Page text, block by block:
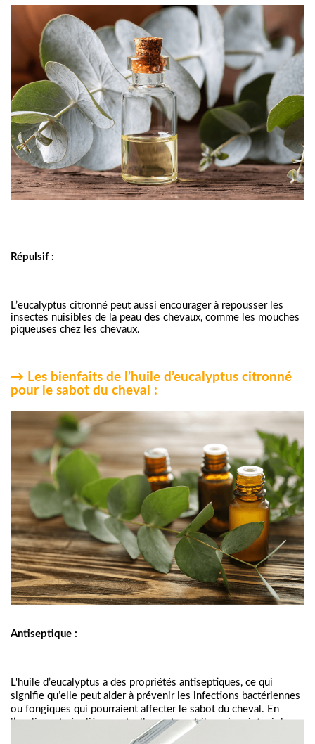
Répulsif :
L’eucalyptus citronné peut aussi encourager à repousser les
insectes nuisibles de la peau des chevaux, comme les mouches
piqueuses chez les chevaux.
→ Les bienfaits de l’huile d’eucalyptus citronné
pour le sabot du cheval :
Antiseptique :
L'huile d’eucalyptus a des propriétés antiseptiques, ce qui
signifie qu’elle peut aider à prévenir les infections bactériennes
ou fongiques qui pourraient affecter le sabot du cheval. En
l’appliquant régulièrement, elle peut contribuer à maintenir la
santé et la propreté du sabot.